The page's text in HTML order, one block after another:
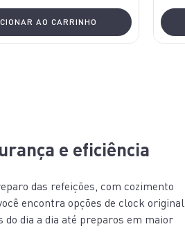
AO CARRINHO
e eficiência
das refeições, com cozimento
encontra opções de clock original
do dia a dia até preparos em maior